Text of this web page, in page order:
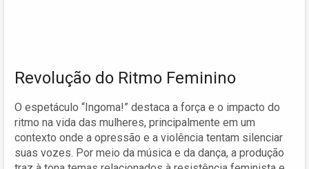
Revolução do Ritmo Feminino
O espetáculo “Ingoma!” destaca a força e o impacto do
ritmo na vida das mulheres, principalmente em um
contexto onde a opressão e a violência tentam silenciar
suas vozes. Por meio da música e da dança, a produção